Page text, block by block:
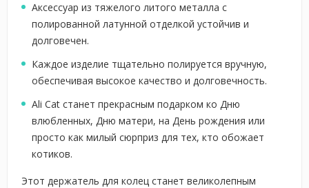
Аксессуар из тяжелого литого металла с
полированной латунной отделкой устойчив и
долговечен.
Каждое изделие тщательно полируется вручную,
обеспечивая высокое качество и долговечность.
Ali Cat станет прекрасным подарком ко Дню
влюбленных, Дню матери, на День рождения или
просто как милый сюрприз для тех, кто обожает
котиков.
Этот держатель для колец станет великолепным